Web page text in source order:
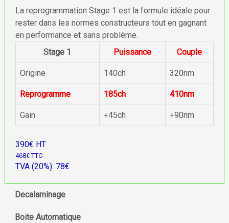
La reprogrammation Stage 1 est la formule idéale pour
rester dans les normes constructeurs tout en gagnant
en performance et sans problème.
Stage 1
Puissance Couple
Origine 140ch 320nm
Reprogramme 185ch 410nm
Gain +45ch +90nm
390€ HT
468€ TTC
TVA (20%): 78€
Decalaminage
Boite Automatique